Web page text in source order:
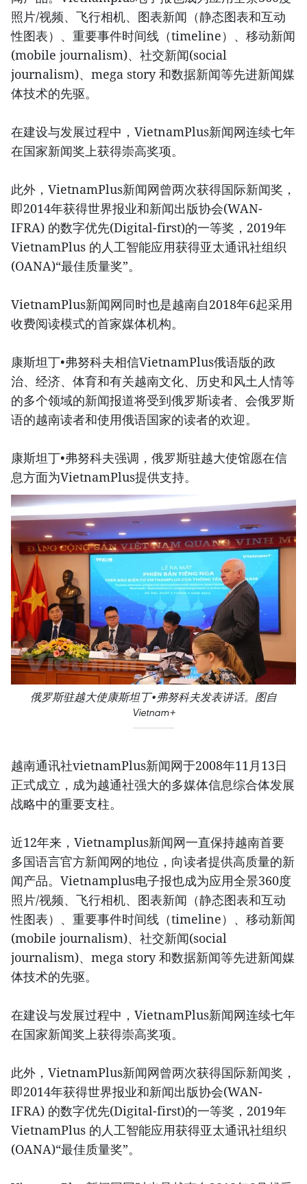
照片/视频、飞行相机、图表新闻（静态图表和互动
性图表）、重要事件时间线（timeline）、移动新闻
(mobile journalism)、社交新闻(social
journalism)、mega story 和数据新闻等先进新闻媒
体技术的先驱。
在建设与发展过程中，VietnamPlus新闻网连续七年
在国家新闻奖上获得崇高奖项。
此外，VietnamPlus新闻网曾两次获得国际新闻奖，
即2014年获得世界报业和新闻出版协会(WAN-
IFRA) 的数字优先(Digital-first)的一等奖，2019年
VietnamPlus 的人工智能应用获得亚太通讯社组织
(OANA)“最佳质量奖”。
VietnamPlus新闻网同时也是越南自2018年6起采用
收费阅读模式的首家媒体机构。
康斯坦丁•弗努科夫相信VietnamPlus俄语版的政
治、经济、体育和有关越南文化、历史和风土人情等
的多个领域的新闻报道将受到俄罗斯读者、会俄罗斯
语的越南读者和使用俄语国家的读者的欢迎。
康斯坦丁•弗努科夫强调，俄罗斯驻越大使馆愿在信
息方面为VietnamPlus提供支持。
俄罗斯驻越大使康斯坦丁•弗努科夫发表讲话。图自
Vietnam+
越南通讯社vietnamPlus新闻网于2008年11月13日
正式成立，成为越通社强大的多媒体信息综合体发展
战略中的重要支柱。
近12年来，Vietnamplus新闻网一直保持越南首要
多国语言官方新闻网的地位，向读者提供高质量的新
闻产品。Vietnamplus电子报也成为应用全景360度
照片/视频、飞行相机、图表新闻（静态图表和互动
性图表）、重要事件时间线（timeline）、移动新闻
(mobile journalism)、社交新闻(social
journalism)、mega story 和数据新闻等先进新闻媒
体技术的先驱。
在建设与发展过程中，VietnamPlus新闻网连续七年
在国家新闻奖上获得崇高奖项。
此外，VietnamPlus新闻网曾两次获得国际新闻奖，
即2014年获得世界报业和新闻出版协会(WAN-
IFRA) 的数字优先(Digital-first)的一等奖，2019年
VietnamPlus 的人工智能应用获得亚太通讯社组织
(OANA)“最佳质量奖”。